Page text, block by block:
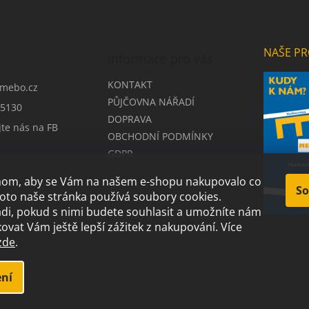
aby se Vám na našem e-shopu nakupovalo co
naše stránka používá soubory cookies.
pokud s nimi budete souhlasit a umožníte nám
Vám ještě lepší zážitek z nakupování. Více
.
mebo.cz
nás na FB
KONTAKT
PŮJČOVNA NÁŘADÍ
DOPRAVA
OBCHODNÍ PODMÍNKY
GDPR
NAŠE